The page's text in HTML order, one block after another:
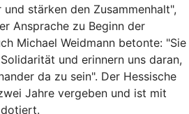
stärken den Zusammenhalt",
Ansprache zu Beginn der
Michael Weidmann betonte: "Sie
und erinnern uns daran,
da zu sein". Der Hessische
Jahre vergeben und ist mit